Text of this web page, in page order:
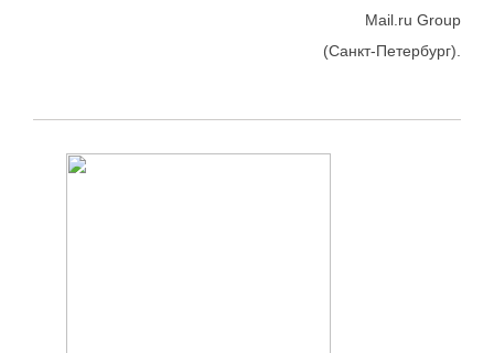
Mail.ru Group
(Санкт-Петербург).